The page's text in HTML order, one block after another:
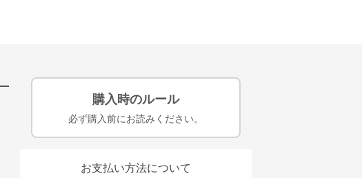
購入時のルール
必ず購入前にお読みください。
お支払い方法について